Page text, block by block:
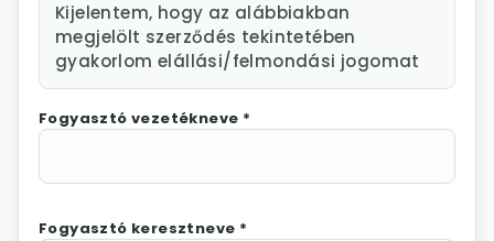
Kijelentem, hogy az alábbiakban
megjelölt szerződés tekintetében
gyakorlom elállási/felmondási jogomat
Fogyasztó vezetékneve *
Fogyasztó keresztneve *